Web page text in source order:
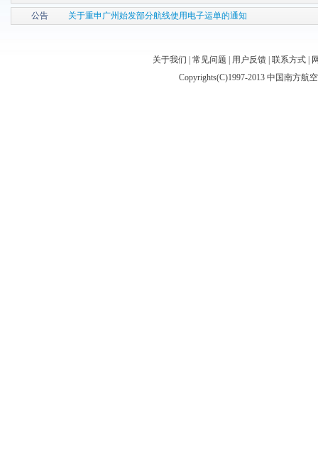
公告 关于重申广州始发部分航线使用电子运单的通知
关于我们 常见问题 用户反馈| 联系方式|
Copyrights(C)1997-2013 中国南方航